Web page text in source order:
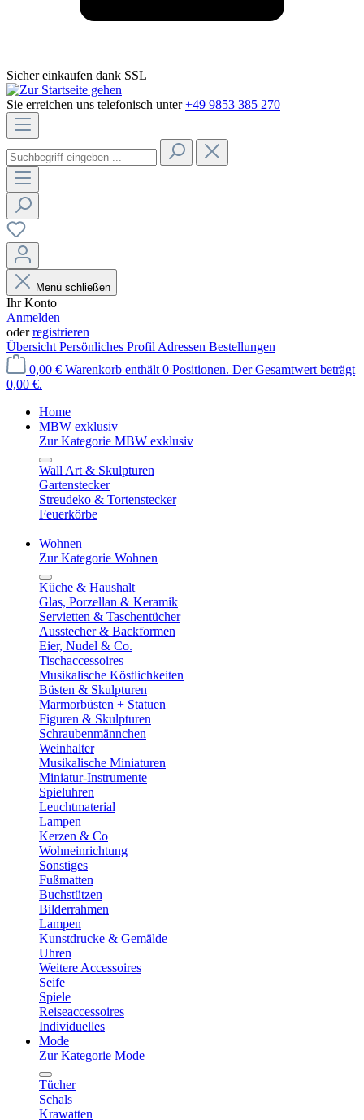
Sicher einkaufen dank SSL
Sie erreichen uns telefonisch unter +49 9853 385 270
Menü schließen
Ihr Konto
Anmelden
oderregistrieren
Übersicht Persönliches Profil Adressen Bestellungen
0,00 € Warenkorb enthält 0 Positionen. Der Gesamtwert beträgt
0,00 €.
Home
MBW exklusiv
Zur Kategorie MBW exklusiv
Wall Art & Skulpturen
Gartenstecker
Streudeko & Tortenstecker
Feuerkörbe
Wohnen
Zur Kategorie Wohnen
Küche & Haushalt
Glas, Porzellan & Keramik
Servietten & Taschentücher
Ausstecher & Backformen
Eier, Nudel & Co.
Tischaccessoires
Musikalische Köstlichkeiten
Büsten & Skulpturen
Marmorbüsten + Statuen
Figuren & Skulpturen
Schraubenmännchen
Weinhalter
Musikalische Miniaturen
Miniatur-Instrumente
Spieluhren
Leuchtmaterial
Lampen
Kerzen & Co
Wohneinrichtung
Sonstiges
Fußmatten
Buchstützen
Bilderrahmen
Lampen
Kunstdrucke & Gemälde
Uhren
Weitere Accessoires
Seife
Spiele
Reiseaccessoires
Individuelles
Mode
Zur Kategorie Mode
Tücher
Schals
Krawatten